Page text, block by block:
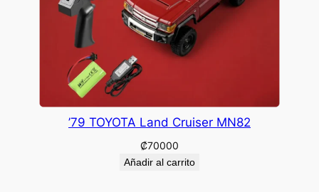
’79 TOYOTA Land Cruiser MN82
₡70000
Añadir al carrito